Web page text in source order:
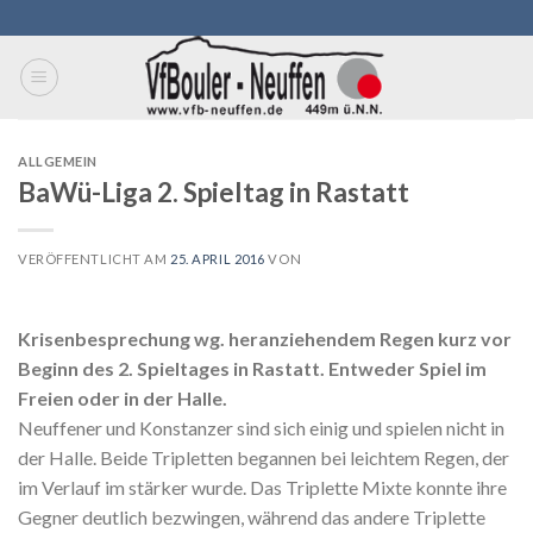
to
content
ALLGEMEIN
BaWü-Liga 2. Spieltag in Rastatt
VERÖFFENTLICHT AM 25. APRIL 2016 VON
Krisenbesprechung wg. heranziehendem Regen kurz vor
Beginn des 2. Spieltages in Rastatt. Entweder Spiel im
Freien oder in der Halle.
Neuffener und Konstanzer sind sich einig und spielen nicht in
der Halle. Beide Tripletten begannen bei leichtem Regen, der
im Verlauf im stärker wurde. Das Triplette Mixte konnte ihre
Gegner deutlich bezwingen, während das andere Triplette